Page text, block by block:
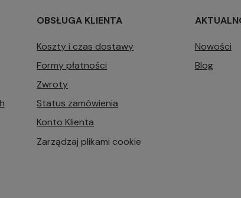
OBSŁUGA KLIENTA
Koszty i czas dostawy
Formy płatności
Zwroty
Status zamówienia
Konto Klienta
Zarządzaj plikami cookie
Nowości
Blog